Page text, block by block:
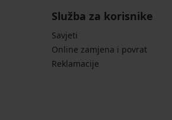
Služba za korisnike
Savjeti
Online zamjena i povrat
Reklamacije